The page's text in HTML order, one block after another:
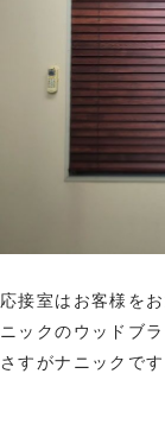
応接室はお客様を
ニックのウッドブ
さすがナニックで